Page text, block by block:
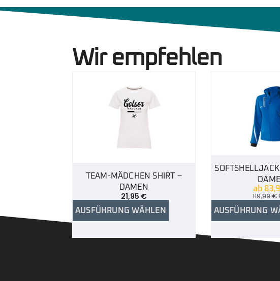
Wir empfehlen
TEAM-MÄDCHEN SHIRT –
DAMEN
21,95 €
AUSFÜHRUNG WÄHLEN
ab
119,99€
AUSFÜHRUNG